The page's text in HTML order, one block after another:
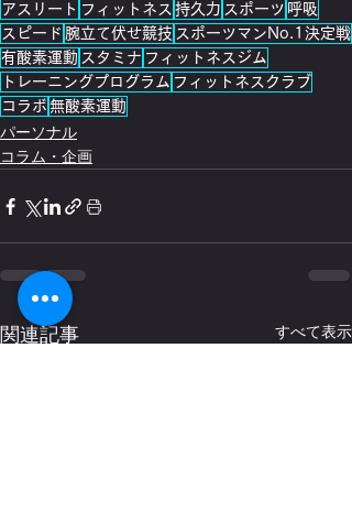
アスリート フィットネス 持久力 スポーツ 呼吸
スピード 腕立て伏せ競技 スポーツマンNo.1決定戦
有酸素運動 スタミナ フィットネスジム
トレーニングプログラム フィットネスクラブ
コラボ 無酸素運動
パーソナル
コラム・企画
関連記事 すべて表示